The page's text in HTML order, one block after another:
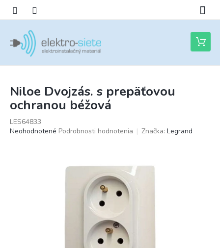
obsah
Nákupný
košík
Niloe Dvojzás. s prepäťovou
ochranou béžová
LES64833
Priemerné
Neohodnotené Podrobnosti hodnotenia Značka: Legrand